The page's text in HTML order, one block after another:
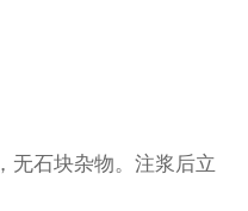
无石块杂物。注浆后立